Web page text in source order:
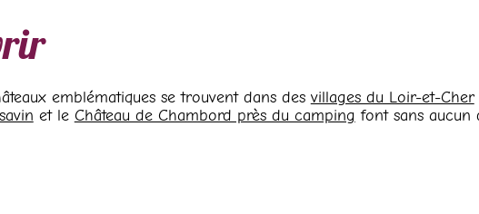
emblématiques se trouvent dans des villages du Loir-et-Cher
et le Château de Chambord près du camping font sans aucun